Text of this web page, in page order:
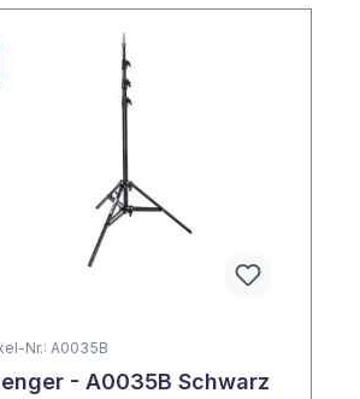
Nr.: A0035B
- A0035B Schwarz